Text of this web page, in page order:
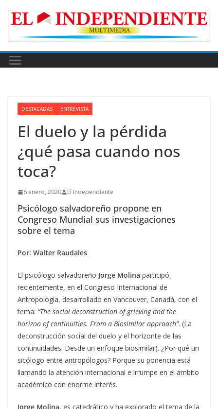
DESTACADAS ENTREVISTA
El duelo y la pérdida
¿qué pasa cuando nos
toca?
6 enero, 2020 El Independiente
Psicólogo salvadoreño propone en
Congreso Mundial sus investigaciones
sobre el tema
Por: Walter Raudales
El psicólogo salvadoreño Jorge Molina participó,
recientemente, en el Congreso Internacional de
Antropología, desarrollado en Vancouver, Canadá, con el
tema: “The social deconstruction of grieving and the
horizon of continuities. From a Biosimilar approach”. (La
deconstrucción social del duelo y el horizonte de las
continuidades. Desde un enfoque biosimilar). ¿Por qué un
sicólogo entre antropólogos? Porque su ponencia está
llamando la atención internacional e irrumpe en el ámbito
académico con enorme interés.
Jorge Molina, es catedrático y ha explorado el tema de la